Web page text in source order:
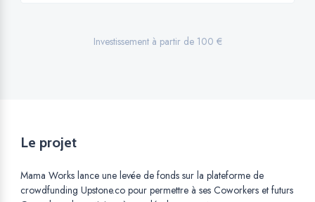
Investissement à partir de 100 €
Le projet
Mama Works lance une levée de fonds sur la plateforme de
crowdfunding Upstone.co pour permettre à ses Coworkers et futurs